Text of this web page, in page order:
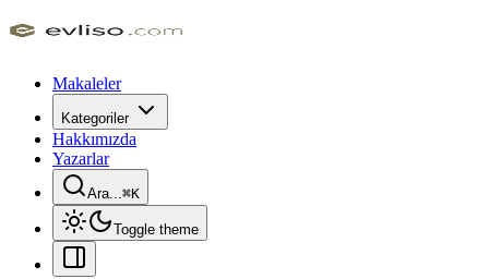
Makaleler
Kategoriler
Hakkımızda
Yazarlar
Ara...⌘K
Toggle theme